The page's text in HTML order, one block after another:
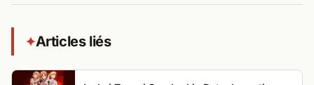
✦Articles liés